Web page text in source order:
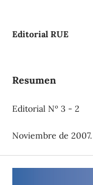
Editorial RUE
Resumen
Editorial Nº 3 - 2
Noviembre de 2007.